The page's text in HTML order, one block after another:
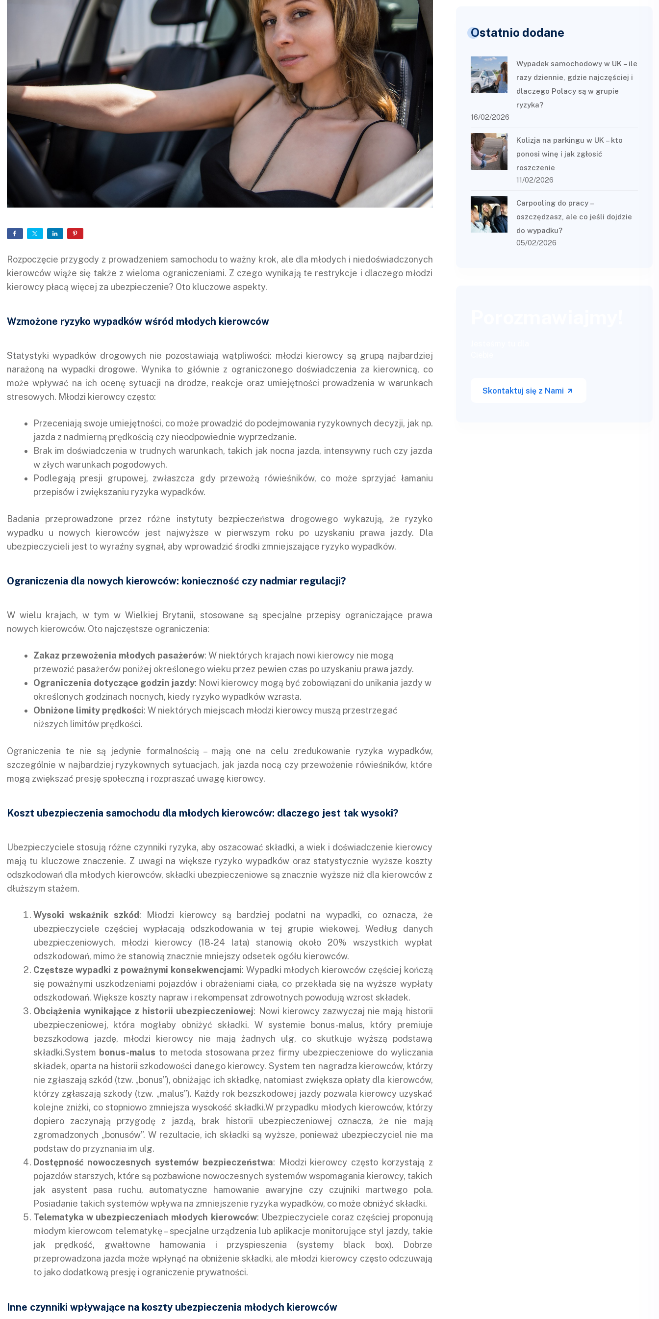
Rozpoczęcie przygody z prowadzeniem samochodu to ważny krok, ale dla młodych i niedoświadczonych
kierowców wiąże się także z wieloma ograniczeniami. Z czego wynikają te restrykcje i dlaczego młodzi
kierowcy płacą więcej za ubezpieczenie? Oto kluczowe aspekty.
Wzmożone ryzyko wypadków wśród młodych kierowców
Statystyki wypadków drogowych nie pozostawiają wątpliwości: młodzi kierowcy są grupą najbardziej
narażoną na wypadki drogowe. Wynika to głównie z ograniczonego doświadczenia za kierownicą, co
może wpływać na ich ocenę sytuacji na drodze, reakcje oraz umiejętności prowadzenia w warunkach
stresowych. Młodzi kierowcy często:
Przeceniają swoje umiejętności, co może prowadzić do podejmowania ryzykownych decyzji, jak np.
jazda z nadmierną prędkością czy nieodpowiednie wyprzedzanie.
Brak im doświadczenia w trudnych warunkach, takich jak nocna jazda, intensywny ruch czy jazda
w złych warunkach pogodowych.
Podlegają presji grupowej, zwłaszcza gdy przewożą rówieśników, co może sprzyjać łamaniu
przepisów i zwiększaniu ryzyka wypadków.
Badania przeprowadzone przez różne instytuty bezpieczeństwa drogowego wykazują, że ryzyko
wypadku u nowych kierowców jest najwyższe w pierwszym roku po uzyskaniu prawa jazdy. Dla
ubezpieczycieli jest to wyraźny sygnał, aby wprowadzić środki zmniejszające ryzyko wypadków.
Ograniczenia dla nowych kierowców: konieczność czy nadmiar regulacji?
W wielu krajach, w tym w Wielkiej Brytanii, stosowane są specjalne przepisy ograniczające prawa
nowych kierowców. Oto najczęstsze ograniczenia:
Zakaz przewożenia młodych pasażerów: W niektórych krajach nowi kierowcy nie mogą
przewozić pasażerów poniżej określonego wieku przez pewien czas po uzyskaniu prawa jazdy.
Ograniczenia dotyczące godzin jazdy: Nowi kierowcy mogą być zobowiązani do unikania jazdy w
określonych godzinach nocnych, kiedy ryzyko wypadków wzrasta.
Obniżone limity prędkości: W niektórych miejscach młodzi kierowcy muszą przestrzegać
niższych limitów prędkości.
Ograniczenia te nie są jedynie formalnością – mają one na celu zredukowanie ryzyka wypadków,
szczególnie w najbardziej ryzykownych sytuacjach, jak jazda nocą czy przewożenie rówieśników, które
mogą zwiększać presję społeczną i rozpraszać uwagę kierowcy.
Koszt ubezpieczenia samochodu dla młodych kierowców: dlaczego jest tak wysoki?
Ubezpieczyciele stosują różne czynniki ryzyka, aby oszacować składki, a wiek i doświadczenie kierowcy
mają tu kluczowe znaczenie. Z uwagi na większe ryzyko wypadków oraz statystycznie wyższe koszty
odszkodowań dla młodych kierowców, składki ubezpieczeniowe są znacznie wyższe niż dla kierowców z
dłuższym stażem.
Wysoki wskaźnik szkód: Młodzi kierowcy są bardziej podatni na wypadki, co oznacza, że
ubezpieczyciele częściej wypłacają odszkodowania w tej grupie wiekowej. Według danych
ubezpieczeniowych, młodzi kierowcy (18-24 lata) stanowią około 20% wszystkich wypłat
odszkodowań, mimo że stanowią znacznie mniejszy odsetek ogółu kierowców.
Częstsze wypadki z poważnymi konsekwencjami: Wypadki młodych kierowców częściej kończą
się poważnymi uszkodzeniami pojazdów i obrażeniami ciała, co przekłada się na wyższe wypłaty
odszkodowań. Większe koszty napraw i rekompensat zdrowotnych powodują wzrost składek.
Obciążenia wynikające z historii ubezpieczeniowej: Nowi kierowcy zazwyczaj nie mają historii
ubezpieczeniowej, która mogłaby obniżyć składki. W systemie bonus-malus, który premiuje
bezszkodową jazdę, młodzi kierowcy nie mają żadnych ulg, co skutkuje wyższą podstawą
składki.System bonus-malus to metoda stosowana przez firmy ubezpieczeniowe do wyliczania
składek, oparta na historii szkodowości danego kierowcy. System ten nagradza kierowców, którzy
nie zgłaszają szkód (tzw. „bonus”), obniżając ich składkę, natomiast zwiększa opłaty dla kierowców,
którzy zgłaszają szkody (tzw. „malus”). Każdy rok bezszkodowej jazdy pozwala kierowcy uzyskać
kolejne zniżki, co stopniowo zmniejsza wysokość składki.W przypadku młodych kierowców, którzy
dopiero zaczynają przygodę z jazdą, brak historii ubezpieczeniowej oznacza, że nie mają
zgromadzonych „bonusów”. W rezultacie, ich składki są wyższe, ponieważ ubezpieczyciel nie ma
podstaw do przyznania im ulg.
Dostępność nowoczesnych systemów bezpieczeństwa: Młodzi kierowcy często korzystają z
pojazdów starszych, które są pozbawione nowoczesnych systemów wspomagania kierowcy, takich
jak asystent pasa ruchu, automatyczne hamowanie awaryjne czy czujniki martwego pola.
Posiadanie takich systemów wpływa na zmniejszenie ryzyka wypadków, co może obniżyć składki.
Telematyka w ubezpieczeniach młodych kierowców: Ubezpieczyciele coraz częściej proponują
młodym kierowcom telematykę – specjalne urządzenia lub aplikacje monitorujące styl jazdy, takie
jak prędkość, gwałtowne hamowania i przyspieszenia (systemy black box). Dobrze
przeprowadzona jazda może wpłynąć na obniżenie składki, ale młodzi kierowcy często odczuwają
to jako dodatkową presję i ograniczenie prywatności.
Inne czynniki wpływające na koszty ubezpieczenia młodych kierowców
Ostatnio dodane
Wypadek samochodowy w UK – ile
razy dziennie, gdzie najczęściej i
dlaczego Polacy są w grupie
ryzyka?
16/02/2026
Kolizja na parkingu w UK – kto
ponosi winę i jak zgłosić
roszczenie
11/02/2026
Carpooling do pracy –
oszczędzasz, ale co jeśli dojdzie
do wypadku?
05/02/2026
Skontaktuj się z Nami